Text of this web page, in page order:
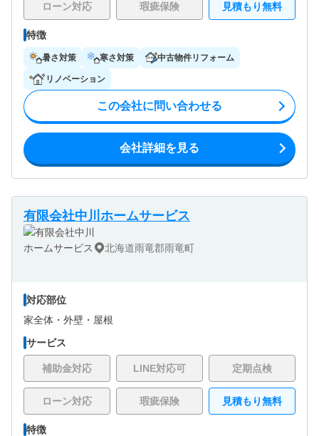
ローン対応 瑕疵保険 見積もり無料
特徴
暑さ対策 寒さ対策 中古物件リフォーム
リノベーション
この会社に問い合わせる
会社詳細を見る
有限会社中川ホームサービス
北海道雨竜郡雨竜町
対応部位
家全体・ 外壁・ 屋根
サービス
補助金対応 LINE対応可 定期点検
ローン対応 瑕疵保険 見積もり無料
特徴